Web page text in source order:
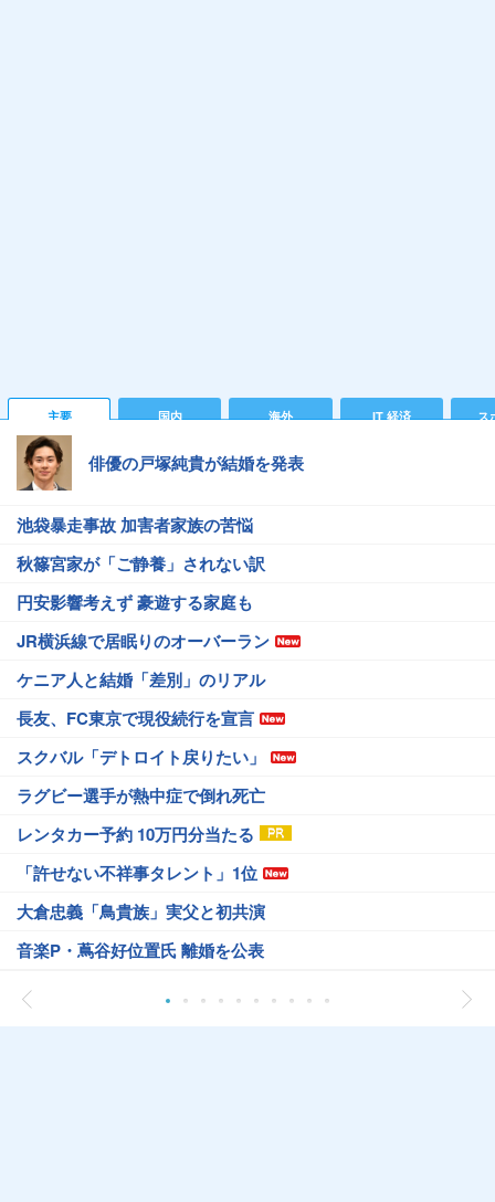
主要 国内 海外 IT 経済 ス
俳優の戸塚純貴が結婚を発表
池袋暴走事故 加害者家族の苦悩
秋篠宮家が「ご静養」されない訳
円安影響考えず 豪遊する家庭も
JR横浜線で居眠りのオーバーラン
ケニア人と結婚「差別」のリアル
長友、FC東京で現役続行を宣言
スクバル「デトロイト戻りたい」
ラグビー選手が熱中症で倒れ死亡
レンタカー予約 10万円分当たる
「許せない不祥事タレント」1位
大倉忠義「鳥貴族」実父と初共演
音楽P・蔦谷好位置氏 離婚を公表